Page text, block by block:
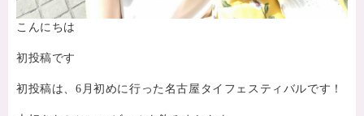
こんにちは
初投稿です
初投稿は、6月初めに行った名古屋タイフェスティバルです！